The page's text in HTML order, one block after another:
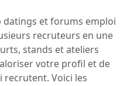
datings et forums emploi
recruteurs en une
stands et ateliers
votre profil et de
recrutent. Voici les